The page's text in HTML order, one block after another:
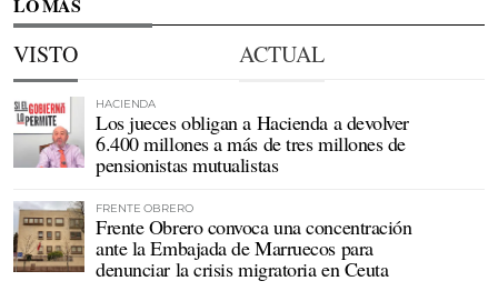
VISTO ACTUAL
HACIENDA
Los jueces obligan a Hacienda a devolver
6.400 millones a más de tres millones de
pensionistas mutualistas
FRENTE OBRERO
Frente Obrero convoca una concentración
ante la Embajada de Marruecos para
denunciar la crisis migratoria en Ceuta